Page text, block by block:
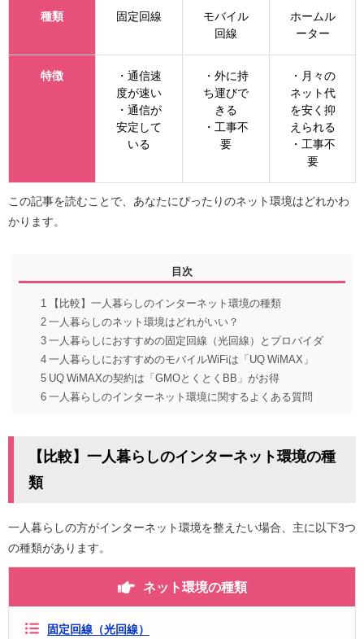
種類 固定回線
モバイル
回線
ホームル
ーター
特徴
・通信速
度が速い
・通信が
安定して
いる
・外に持
ち運びで
きる
・工事不
要
・月々の
ネット代
を安く抑
えられる
・工事不
要
この記事を読むことで、あなたにぴったりのネット環境はどれかわ
かります。
目次
1
【比較】一人暮らしのインターネット環境の種類
2一人暮らしのネット環境はどれがいい？
3一人暮らしにおすすめの固定回線（光回線）とプロバイダ
4一人暮らしにおすすめのモバイルWiFiは「UQ WiMAX」
5UQ WiMAXの契約は「GMOとくとくBB」がお得
6一人暮らしのインターネット環境に関するよくある質問
【比較】一人暮らしのインターネット環境の種
類
一人暮らしの方がインターネット環境を整えたい場合、主に以下3つ
の種類があります。
ネット環境の種類
固定回線（光回線）